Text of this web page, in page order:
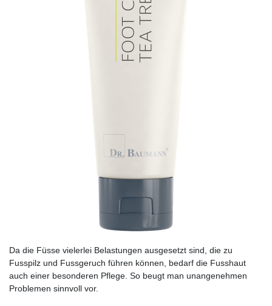
Da die Füsse vielerlei Belastungen ausgesetzt sind, die zu
Fusspilz und Fussgeruch führen können, bedarf die Fusshaut
auch einer besonderen Pflege. So beugt man unangenehmen
Problemen sinnvoll vor.